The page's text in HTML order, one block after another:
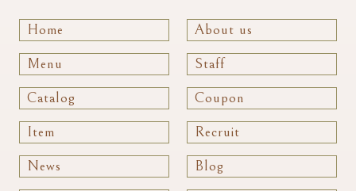
Home About us
Menu Staff
Catalog Coupon
Item Recruit
News Blog